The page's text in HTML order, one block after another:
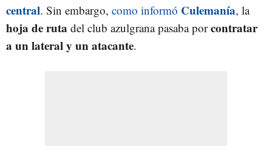
central. Sin embargo, como informó Culemanía, la
hoja de ruta del club azulgrana pasaba porcontratar
a un lateral y un atacante.